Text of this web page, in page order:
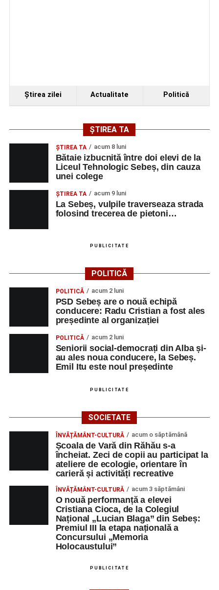
Organizatorii au transmis că recitalul de la Sebeș
reprezintă doar începutul unei serii de concerte care vor
județul Alba ocazia de a descoperi tineri interpreți talentați
și de a lua parte la un veritabil schimb cultural prin
Adaugă-ne ca sursă preferată
Urmărește-ne pe Google News
Ultimele știri din Sebeș
Primăria Sebeș a decis să reducă intensitatea
iluminatului public pe timpul nopții, în contextul
apelului la economii al Guvernului Bolojan
Duminică, 23 august 2026, Râpa Roșie găzduiește
cea de-a III-a ediție a concursului „CicloAventurier
Primul concert din cadrul String Symphonic Camp
2026 a adus emoție și aplauze la Sebeș
Ştirea zilei Actualitate Politică
ȘTIREA TA
ŞTIREA TA acum 8 luni
Bătaie izbucnită între doi elevi de la
Liceul Tehnologic Sebeș, din cauza
unei colege
ŞTIREA TA acum 9 luni
La Sebeș, vulpile traverseaza strada
folosind trecerea de pietoni…
PUBLICITATE
POLITICĂ
POLITICĂ acum 2 luni
PSD Sebeș are o nouă echipă
conducere: Radu Cristian a fost ales
președinte al organizației
POLITICĂ acum 2 luni
Seniorii social-democrați din Alba și-
au ales noua conducere, la Sebeș.
Emil Itu este noul președinte
PUBLICITATE
SOCIETATE
ÎNVĂȚĂMÂNT-CULTURĂ acum o săptămână
Școala de Vară din Răhău s-a
încheiat. Zeci de copii au participat la
ateliere de ecologie, orientare în
carieră și activități recreative
ÎNVĂȚĂMÂNT-CULTURĂ acum 3 săptămâni
O nouă performanță a elevei
Cristiana Cioca, de la Colegiul
Național „Lucian Blaga” din Sebeș:
Premiul III la etapa națională a
Concursului „Memoria
Holocaustului”
PUBLICITATE